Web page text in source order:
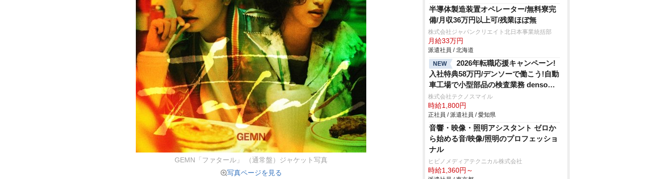
GEMN「ファタール」 （通常盤）ジャケット写真
写真ページを見る
半導体製造装置オペレーター/無料寮完
備/月収36万円以上可/残業ほぼ無
株式会社ジャパンクリエイト北日本事業統括部
月給33万円
派遣社員 / 北海道
NEW
2026年転職応援キャンペーン!
入社特典58万円/デンソーで働こう!自動
車工場で小型部品の検査業務 denso
aichi
株式会社テクノスマイル
時給1,800円
正社員 / 派遣社員 / 愛知県
音響・映像・照明アシスタント ゼロか
ら始める音/映像/照明のプロフェッショ
ナル
ヒビノメディアテクニカル株式会社
時給1,360円～